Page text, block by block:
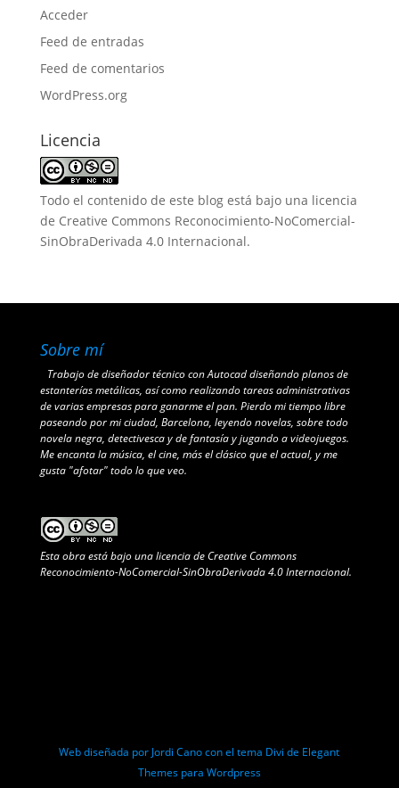
Acceder
Feed de entradas
Feed de comentarios
WordPress.org
Licencia
Todo el contenido de este blog está bajo una licencia
de Creative Commons Reconocimiento-NoComercial-
SinObraDerivada 4.0 Internacional.
Sobre mí
Trabajo de diseñador técnico con Autocad diseñando planos de
estanterías metálicas, así como realizando tareas administrativas
de varias empresas para ganarme el pan. Pierdo mi tiempo libre
paseando por mi ciudad, Barcelona, leyendo novelas, sobre todo
novela negra, detectivesca y de fantasía y jugando a videojuegos.
Me encanta la música, el cine, más el clásico que el actual, y me
gusta "afotar" todo lo que veo.
Esta obra está bajo unalicencia de Creative Commons
Reconocimiento-NoComercial-SinObraDerivada 4.0 Internacional.
Web diseñada por Jordi Cano con el tema Divi de Elegant
Themes para Wordpress